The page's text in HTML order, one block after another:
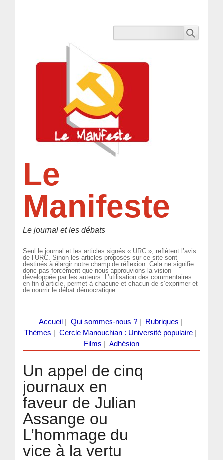
Le
Manifeste
Le journal et les débats
Seul le journal et les articles signés « URC », reflètent l’avis
de l’URC. Sinon les articles proposés sur ce site sont
destinés à élargir notre champ de réflexion. Cela ne signifie
donc pas forcément que nous approuvions la vision
développée par les auteurs. L’utilisation des commentaires
en fin d’article, permet à chacune et chacun de s’exprimer et
de nourrir le débat démocratique.
Accueil Qui sommes-nous ?| Rubriques
Thèmes
Cercle Manouchian : Université populaire
Films
Adhésion
Un appel de cinq
journaux en
faveur de Julian
Assange ou
L’hommage du
vice à la vertu